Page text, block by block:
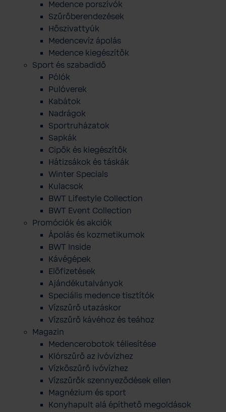
Medence porszívók
Szűrőberendezések
Hőszivattyúk
Medencevíz ápolás
Medence kiegészítők
Sport és szabadidő
Pólók
Pulóverek
Kabátok
Nadrágok
Sportruházatok
Sapkák
Cipők és kiegészítők
Hátizsákok és táskák
Winter Specials
Kulacsok
BWT Lifestyle Collection
BWT Event Collection
Promóciók és akciók
Ápolás és kozmetikumok
BWT Inside
Kávégépek
Előfizetések
Ajándékutalványok
Speciális medence tisztítók
Vízszűrő utazáskor
Vízszűrő kávéhoz és teához
Magazin
Medencerobotok téliesítése
Klórszűrő az ivóvízhez
Vízkőszűrő ivóvízhez
Vízszűrők szennyeződések ellen
Magnézium és sport
Konyhapult alá építhető megoldások